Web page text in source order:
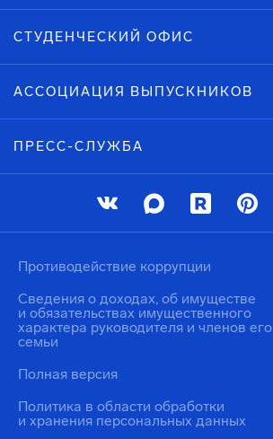
СТУДЕНЧЕСКИЙ ОФИС
АССОЦИАЦИЯ ВЫПУСКНИКОВ
ПРЕСС-СЛУЖБА
Политика в области обработки
и хранения персональных данных
Противодействие коррупции
Сведения о доходах, об имуществе
и обязательствах имущественного
характера руководителя и членов его
семьи
Полная версия